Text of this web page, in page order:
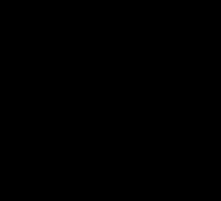
Visos teisės saugomos.